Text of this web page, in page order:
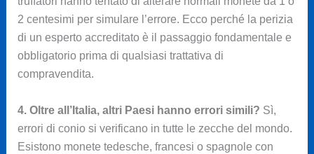
2 centesimi per simulare l’errore. Ecco perché la perizia
di un esperto accreditato è il passaggio fondamentale e
obbligatorio prima di qualsiasi trattativa di
compravendita.
4. Oltre all’Italia, altri Paesi hanno errori simili? Sì,
errori di conio si verificano in tutte le zecche del mondo.
Esistono monete tedesche, francesi o spagnole con